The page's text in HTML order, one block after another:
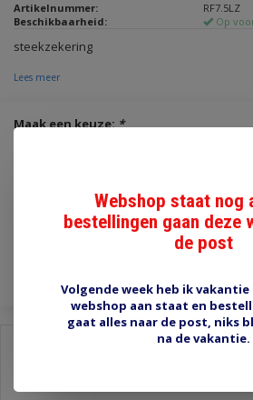
Artikelnummer:
RF7.5LZ
Beschikbaarheid:
Op
steekzekering
Lees meer
Maak een keuze:*
Toevoegen aan
-
Webshop staat nog
bestellingen gaan deze
de post
Volgende week heb ik
webshop aan staat en
gaat alles naar de post, niks
na de vakantie.